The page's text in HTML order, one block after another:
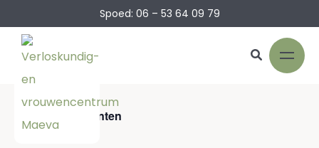
Spoed: 06 – 53 64 09 79
« Alle Evenementen